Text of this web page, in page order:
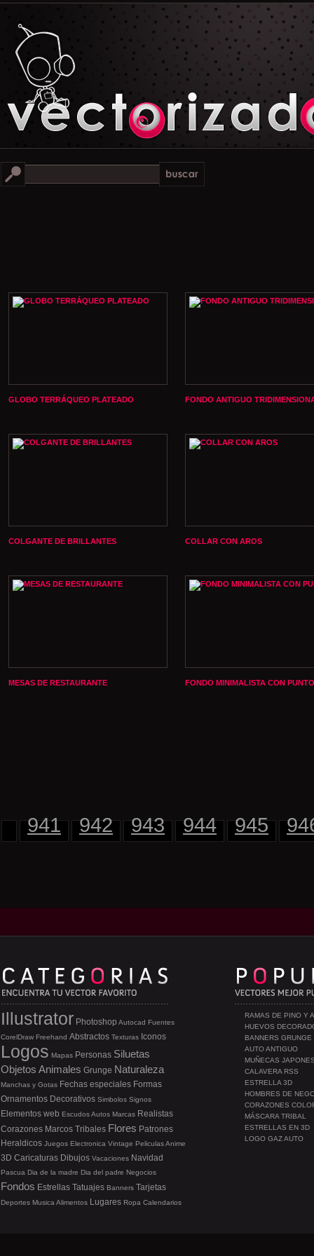
GLOBO TERRÁQUEO PLATEADO FONDO ANTIGUO
COLGANTE DE BRILLANTES COLLAR CON AROS
MESAS DE RESTAURANTE FONDO MINIMALISTA CON
941 942 943 944 945
RAMAS DE PINO Y
HUEVOS
BANNERS GRUNGE
AUTO ANTIGUO
MUÑECAS
CALAVERA RSS
ESTRELLA 3D
HOMBRES DE
CORAZONES
MÁSCARA TRIBAL
ESTRELLAS EN 3D
LOGO GAZ AUTO
Illustrator Photoshop Autocad Fuentes
CorelDraw Freehand Abstractos Texturas Iconos
Logos Mapas Personas Siluetas
Objetos Animales Grunge Naturaleza
Manchas y Gotas Fechas especiales Formas
Ornamentos Decorativos Simbolos Signos
Elementos web EscudosAutos Marcas Realistas
Corazones Marcos Tribales Flores Patrones
Heraldicos Juegos Electronica Vintage PeliculasAnime
3D Caricaturas Dibujos Vacaciones Navidad
Pascua Dia de la madre Dia del padre Negocios
Fondos Estrellas Tatuajes Banners Tarjetas
Deportes Musica Alimentos Lugares Ropa Calendarios